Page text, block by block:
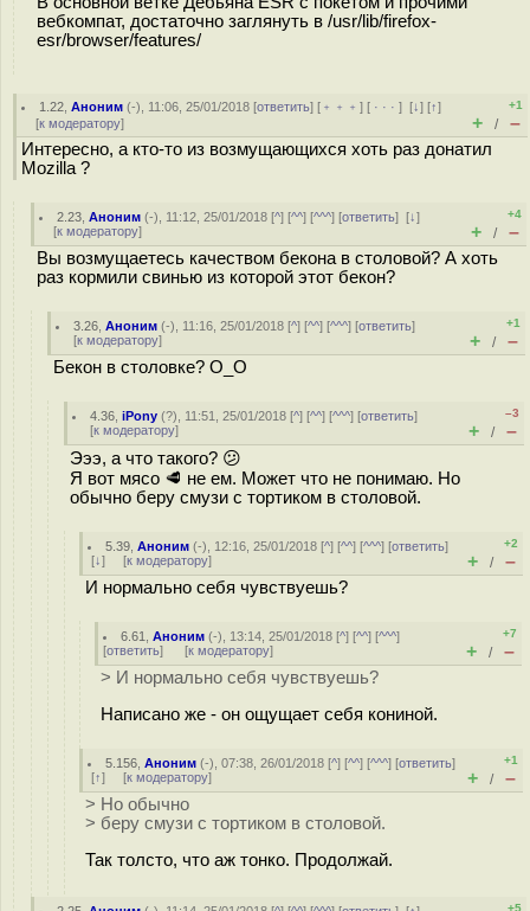
вебкомпат, достаточно заглянуть в /usr/lib/firefox-
esr/browser/features/
1.22 ,Аноним (-), 11:06, 25/01/2018 [ответить] [ ﹢﹢﹢] [ · · ·][↓] [↑]
[к модератору]
+1
+ / –
Интересно, а кто-то из возмущающихся хоть раз донатил
Mozilla ?
2.23 ,Аноним (-), 11:12, 25/01/2018 [^] [^^] [^^^] [ответить][↓]
[к модератору]
+4
+ / –
Вы возмущаетесь качеством бекона в столовой? А хоть
раз кормили свинью из которой этот бекон?
3.26 ,Аноним (-), 11:16, 25/01/2018 [^] [^^] [^^^] [ответить]
[к модератору]
+1
+ / –
Бекон в столовке? О_О
4.36 ,iPony (?), 11:51, 25/01/2018 [^] [^^] [^^^] [ответить]
[к модератору]
–3
+ / –
Эээ, а что такого? 😕
Я вот мясо 🥩 не ем. Может что не понимаю. Но
обычно беру смузи с тортиком в столовой.
5.39 ,Аноним (-), 12:16, 25/01/2018 [^] [^^] [^^^] [ответить]
[↓] [к модератору]
+2
+ / –
И нормально себя чувствуешь?
6.61 ,Аноним (-), 13:14, 25/01/2018 [^] [^^] [^^^]
[ответить] [к модератору]
+7
+ / –
> И нормально себя чувствуешь?
Написано же - он ощущает себя кониной.
5.156 ,Аноним (-), 07:38, 26/01/2018 [^] [^^] [^^^] [ответить]
[↑] [к модератору]
+1
+ / –
> Но обычно
> беру смузи с тортиком в столовой.
Так толсто, что аж тонко. Продолжай.
+5